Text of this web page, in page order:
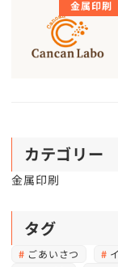
金属印刷
カテゴリー
金属印刷
タグ
ごあいさつ